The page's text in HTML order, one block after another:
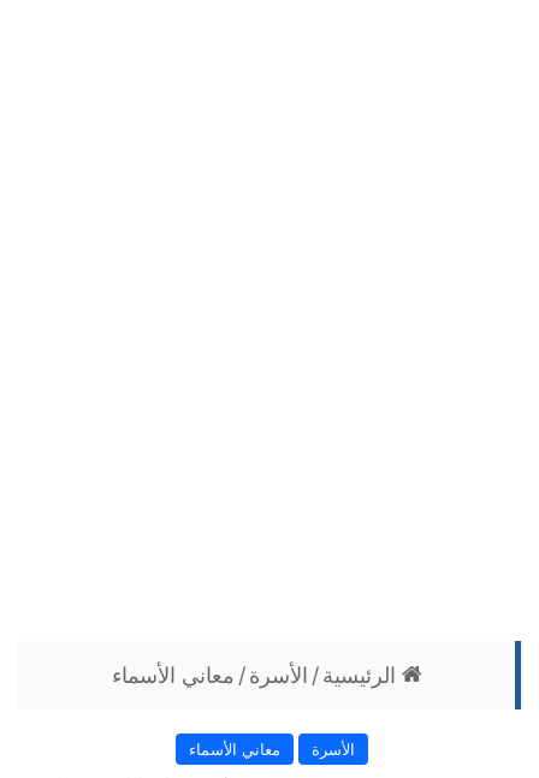
الرئيسية / الأسرة / معاني الأسماء
الأسرة معاني الأسماء